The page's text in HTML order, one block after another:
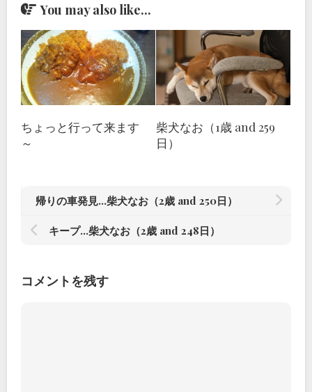
You may also like...
ちょっと行って来ます
～
柴犬なお（1歳 and 259
日）
帰りの車発見…柴犬なお（2歳 and 250日）
キープ…柴犬なお（2歳 and 248日）
コメントを残す